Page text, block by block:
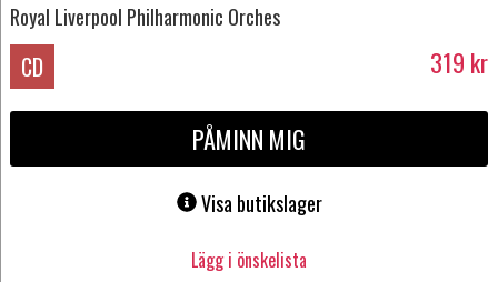
Royal Liverpool Philharmonic Orches
CD 319 kr
PÅMINN MIG
Visa butikslager
Lägg i önskelista